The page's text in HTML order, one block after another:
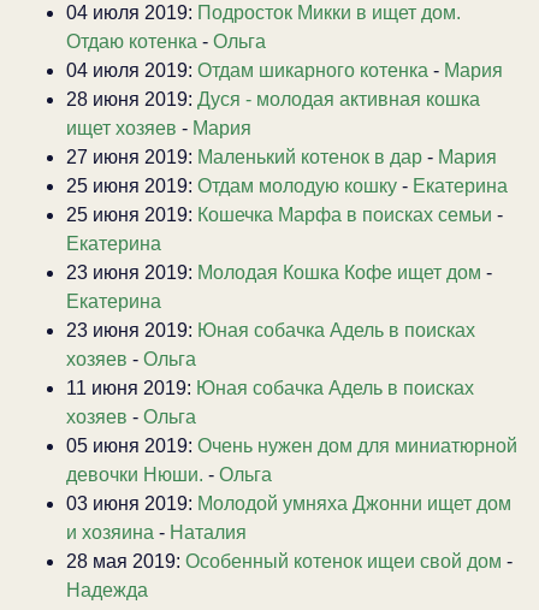
04 июля 2019: Подросток Микки в ищет дом.
Отдаю котенка - Ольга
04 июля 2019: Отдам шикарного котенка - Мария
28 июня 2019: Дуся - молодая активная кошка
ищет хозяев - Мария
27 июня 2019: Маленький котенок в дар - Мария
25 июня 2019: Отдам молодую кошку - Екатерина
25 июня 2019: Кошечка Марфа в поисках семьи -
Екатерина
23 июня 2019: Молодая Кошка Кофе ищет дом -
Екатерина
23 июня 2019: Юная собачка Адель в поисках
хозяев - Ольга
11 июня 2019: Юная собачка Адель в поисках
хозяев - Ольга
05 июня 2019: Очень нужен дом для миниатюрной
девочки Нюши. - Ольга
03 июня 2019: Молодой умняха Джонни ищет дом
и хозяина - Наталия
28 мая 2019: Особенный котенок ищеи свой дом -
Надежда